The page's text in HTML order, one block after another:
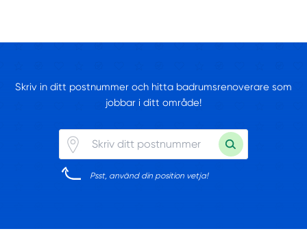
Skriv in ditt postnummer och hitta badrumsrenoverare som
jobbar i ditt område!
Psst, använd din position vetja!